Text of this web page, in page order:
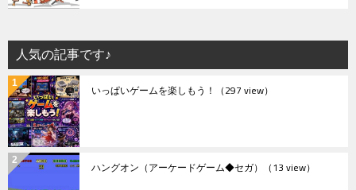
人気の記事です♪
いっぱいゲームを楽しもう！ （297 view）
ハングオン（アーケードゲーム◆セガ） （13 view）